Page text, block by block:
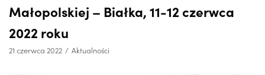
Małopolskiej – Białka, 11-12 czerwca
2022 roku
21 czerwca 2022 Aktualności